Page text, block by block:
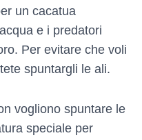
un cacatua
e i predatori
Per evitare che voli
spuntargli le ali.
vogliono spuntare le
speciale per